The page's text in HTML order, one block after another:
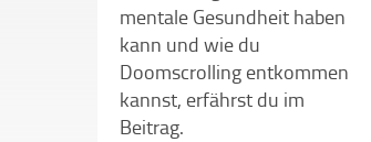
mentale Gesundheit haben
kann und wie du
Doomscrolling entkommen
kannst, erfährst du im
Beitrag.